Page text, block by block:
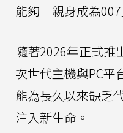
能夠「親身成為
隨著2026年正式推
次世代主機與PC平
能為長久以來缺乏
注入新生命。